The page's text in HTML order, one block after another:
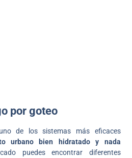
por goteo
de los sistemas más eficaces
urbano bien hidratado y nada
puedes encontrar diferentes